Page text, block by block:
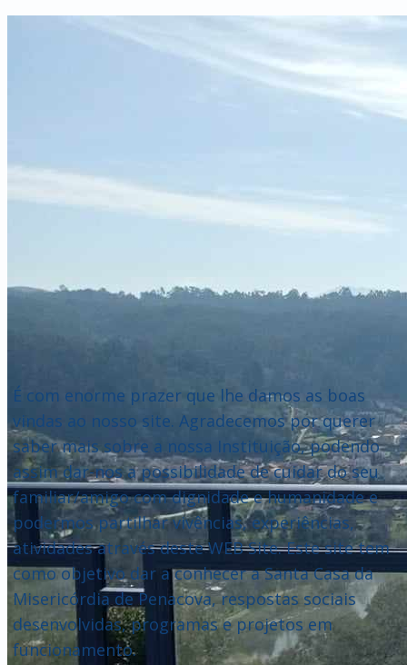
É com enorme prazer que lhe damos as boas
vindas ao nosso site. Agradecemos por querer
saber mais sobre a nossa Instituição, podendo
assim dar-nos a possibilidade de cuidar do seu
familiar/amigo com dignidade e humanidade e
podermos partilhar vivências, experiências,
atividades através deste WEB Site. Este site tem
como objetivo dar a conhecer a Santa Casa da
Misericórdia de Penacova, respostas sociais
desenvolvidas, programas e projetos em
funcionamento.